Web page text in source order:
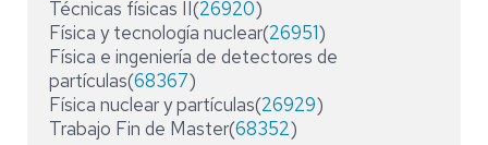
Técnicas físicas II(26920)
Física y tecnología nuclear(26951)
Física e ingeniería de detectores de
partículas(68367)
Física nuclear y partículas(26929)
Trabajo Fin de Master(68352)